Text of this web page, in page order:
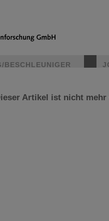
BESCHLEUNIGER
Artikel ist nicht mehr